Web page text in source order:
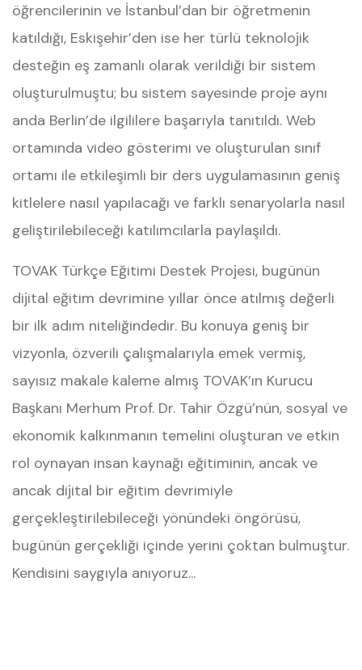
öğrencilerinin ve İstanbul’dan bir öğretmenin
katıldığı, Eskişehir’den ise her türlü teknolojik
desteğin eş zamanlı olarak verildiği bir sistem
oluşturulmuştu; bu sistem sayesinde proje aynı
anda Berlin’de ilgililere başarıyla tanıtıldı. Web
ortamında video gösterimi ve oluşturulan sınıf
ortamı ile etkileşimli bir ders uygulamasının geniş
kitlelere nasıl yapılacağı ve farklı senaryolarla nasıl
geliştirilebileceği katılımcılarla paylaşıldı.
TOVAK Türkçe Eğitimi Destek Projesi, bugünün
dijital eğitim devrimine yıllar önce atılmış değerli
bir ilk adım niteliğindedir. Bu konuya geniş bir
vizyonla, özverili çalışmalarıyla emek vermiş,
sayısız makale kaleme almış TOVAK’ın Kurucu
Başkanı Merhum Prof. Dr. Tahir Özgü’nün, sosyal ve
ekonomik kalkınmanın temelini oluşturan ve etkin
rol oynayan insan kaynağı eğitiminin, ancak ve
ancak dijital bir eğitim devrimiyle
gerçekleştirilebileceği yönündeki öngörüsü,
bugünün gerçekliği içinde yerini çoktan bulmuştur.
Kendisini saygıyla anıyoruz...